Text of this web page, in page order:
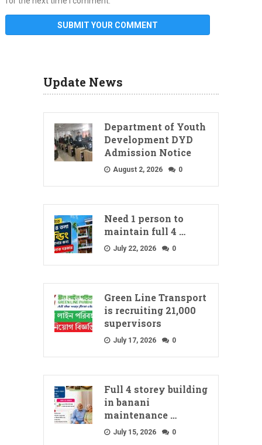
Update News
Department of Youth
Development DYD
Admission Notice
August 2, 2026 0
Need 1 person to
maintain full 4 …
July 22, 2026 0
Green Line Transport
is recruiting 21,000
supervisors
July 17, 2026 0
Full 4 storey building
in banani
maintenance …
July 15, 2026 0